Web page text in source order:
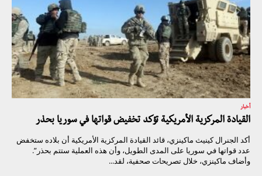
أخبار
القيادة المركزية الأمريكية تؤكد تخفيض قواتها في سوريا بحذر
أكد الجنرال كينيث ماكينزي، قائد القيادة المركزية الأمريكية أن بلاده ستخفض
عدد قواتها في سوريا على المدى الطويل، وأن هذه العملية ستتم بحذر”.
وأضاف ماكينزي، خلال تصريحات صحفية، لقد...